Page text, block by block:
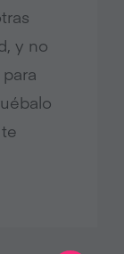
y no